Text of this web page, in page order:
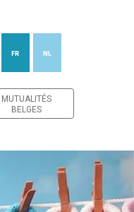
FR NL
MUTUALITÉS
BELGES